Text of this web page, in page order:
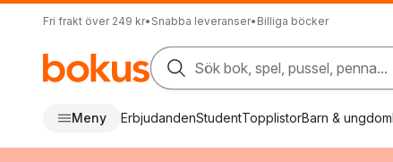
Fri frakt över 249 kr• Snabba leveranser• Billiga böcker
Sök bok, spel, pussel, penna...
Meny ErbjudandenStudentTopplistorBarn & ungdom